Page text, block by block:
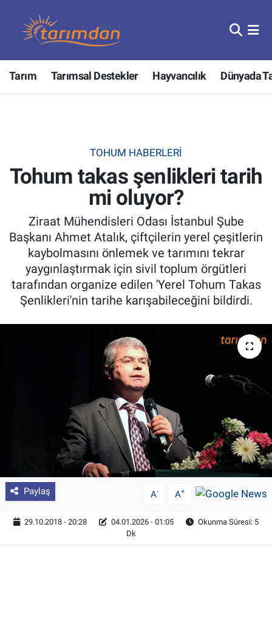
Tarım Tarımsal Destekler Hayvancılık Dünyada
TOHUM HABERLERI
Tohum takas şenlikleri tarih
mi oluyor?
Ziraat Mühendisleri Odası İstanbul Şube
Başkanı Ahmet Atalık, çiftçilerin yerel çeşitlerin
kaybolmasını önlemek ve tarımını tekrar
yaygınlaştırmak için sivil toplum örgütleri
tarafından organize edilen 'Yerel Tohum Takas
Şenlikleri'nin tarihe karışabileceğini bildirdi.
Paylaş A- A+
29.10.2018 - 20:28 04.01.2026 - 01:05
Okunma Süresi: 5
Dk
Tarım
Hayvancılık
Tarımsal Destekler
TZOB
Tarım Kredi Kooperatifleri
Pankobirlik
Et fiyatları
Dünyada Tarım
Üretici Birlikleri
Şeker ve Şekerli Mamüller
Tohum
Nöbetçi Eczaneler
Hava Durumu
Tüm Manşetler
Son Dakika Haberleri
Haber Arşivi